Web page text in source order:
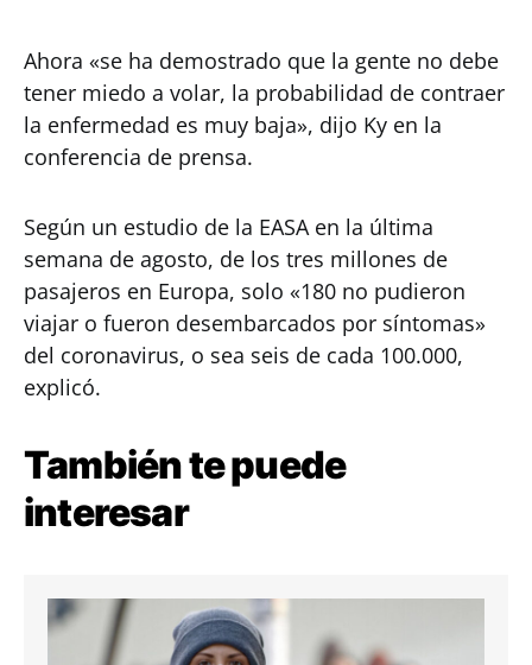
Ahora «se ha demostrado que la gente no debe
tener miedo a volar, la probabilidad de contraer
la enfermedad es muy baja», dijo Ky en la
conferencia de prensa.
Según un estudio de la EASA en la última
semana de agosto, de los tres millones de
pasajeros en Europa, solo «180 no pudieron
viajar o fueron desembarcados por síntomas»
del coronavirus, o sea seis de cada 100.000,
explicó.
También te puede
interesar